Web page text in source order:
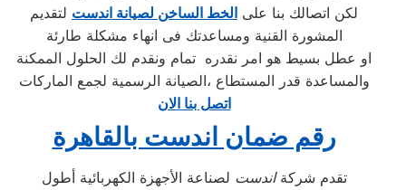
لكن اتصالك بنا على الخط الساخن لصيانة اندست لتقديم
المشورة القنية ومساعدتك فى انهاء مشكلة طارئة
او عطل بسيط هو امر نقدره تمام ونقدم لك الحلول الممكنة
والمساعدة قدر المستطاع ،الصيانة الرسمية لجمع الماركات
اتصل بنا الان
رقم ضمان اندست بالقاهرة
تقدم شركةاندست لصناعة الأجهزة الكهربائية أطول